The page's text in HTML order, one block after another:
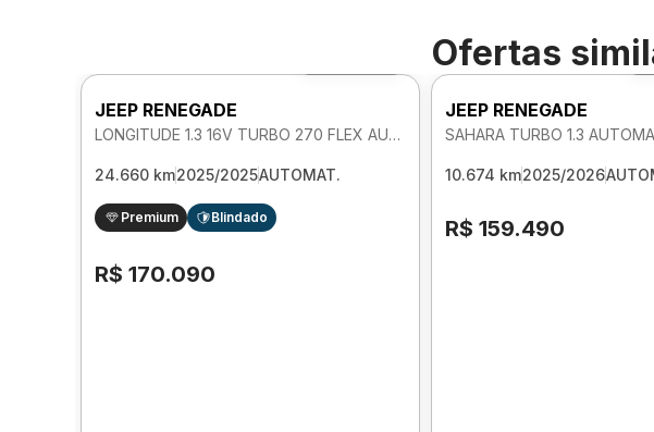
Ofertas
JEEP RENEGADE
LONGITUDE 1.3 16V TURBO 270 FLEX AUTOMATICO
24.660 km2025/2025AUTOMAT.
Premium Blindado
R$ 170.090
JEEP RENEGADE
SAHARA TURBO 1.3
10.674 km2025/2026
R$ 159.490